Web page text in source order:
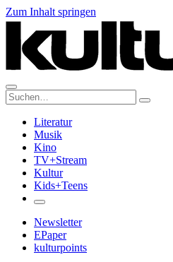
Zum Inhalt springen
Suche:
Literatur
Musik
Kino
TV+Stream
Kultur
Kids+Teens
Newsletter
EPaper
kulturpoints